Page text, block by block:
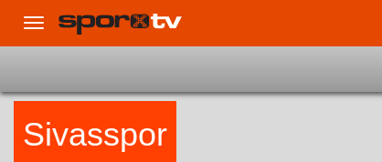
Toggle
navigation
Sivasspor